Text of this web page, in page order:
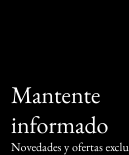
Mantente
informado
Novedades y ofertas